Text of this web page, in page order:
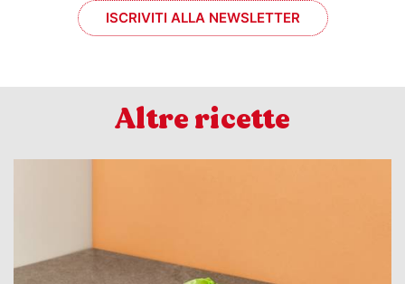
ISCRIVITI ALLA NEWSLETTER
Altre ricette